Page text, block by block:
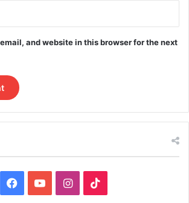
and website in this browser for the next
I